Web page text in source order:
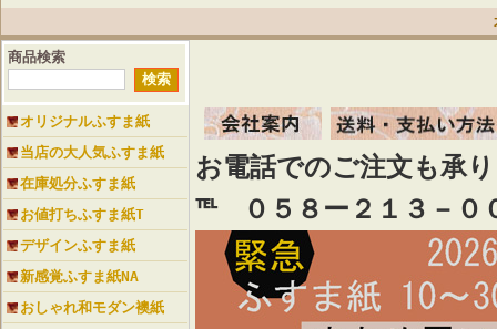
商品検索
オリジナルふすま紙
当店の大人気ふすま紙
在庫処分ふすま紙
お値打ちふすま紙T
デザインふすま紙
新感覚ふすま紙NA
おしゃれ和モダン襖紙
お電話でのご注文も承
℡ ０５８ー２１３－０